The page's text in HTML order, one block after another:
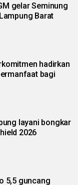
gelar Seminung
Barat
hadirkan
bagi
layani bongkar
2026
5,5 guncang